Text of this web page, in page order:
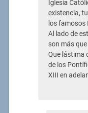
Iglesia
existencia,
los famosos
Al lado de
son más
Que lástima
de los
XIII en